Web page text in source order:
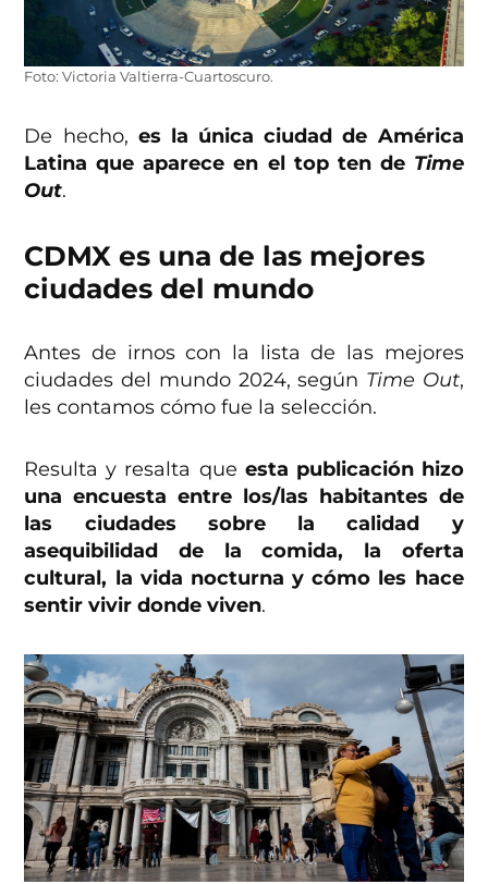
Foto: Victoria Valtierra-Cuartoscuro.
De hecho, es la única ciudad de América
Latina que aparece en el top ten de Time
Out.
CDMX es una de las mejores
ciudades del mundo
Antes de irnos con la lista de las mejores
ciudades del mundo 2024, según Time Out,
les contamos cómo fue la selección.
Resulta y resalta que esta publicación hizo
una encuesta entre los/las habitantes de
las ciudades sobre la calidad y
asequibilidad de la comida, la oferta
cultural, la vida nocturna y cómo les hace
sentir vivir donde viven.